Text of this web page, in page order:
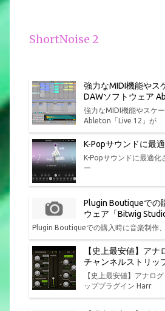
ShortNoise 2
強力なMIDI機能やス
DAWソフトウェア
強力なMIDI機能やスケ
Ableton「Live 12」が
K-Popサウンドに最
K-Popサウンドに最適
ー
Plugin Boutiqueでの
ウェア「Bitwig
Plugin Boutiqueでの購入時に音楽制作
【史上最安値】ア
チャンネルストリッ
【史上最安値】アナロ
ッププラグイン Harr